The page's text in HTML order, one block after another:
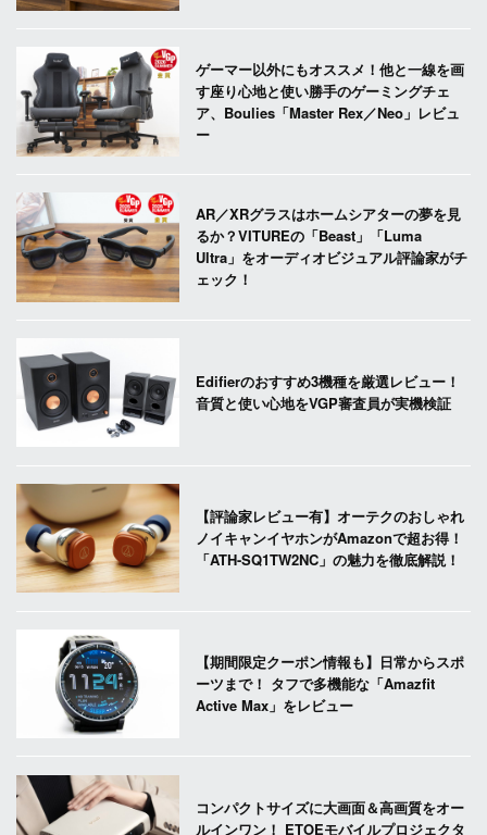
ゲーマー以外にもオススメ！他と一線を画
す座り心地と使い勝手のゲーミングチェ
ア、Boulies「Master Rex／Neo」レビュ
ー
AR／XRグラスはホームシアターの夢を見
るか？VITUREの「Beast」「Luma
Ultra」をオーディオビジュアル評論家がチ
ェック！
Edifierのおすすめ3機種を厳選レビュー！
音質と使い心地をVGP審査員が実機検証
【評論家レビュー有】オーテクのおしゃれ
ノイキャンイヤホンがAmazonで超お得！
「ATH-SQ1TW2NC」の魅力を徹底解説！
【期間限定クーポン情報も】日常からスポ
ーツまで！ タフで多機能な「Amazfit
Active Max」をレビュー
コンパクトサイズに大画面＆高画質をオー
ルインワン！ ETOEモバイルプロジェクタ